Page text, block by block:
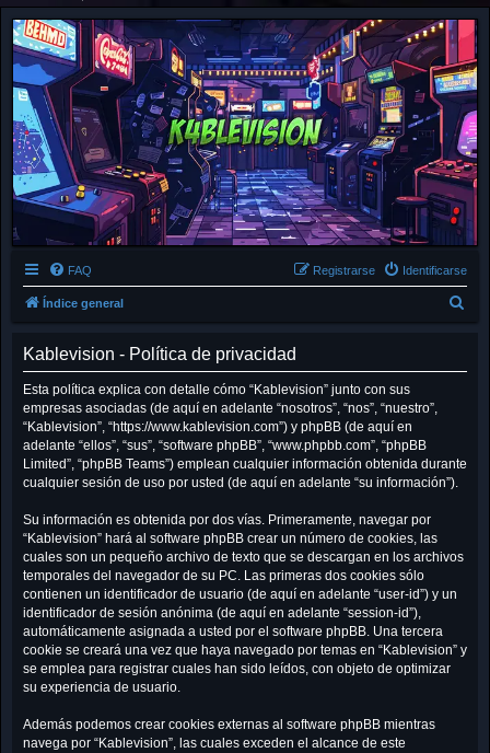
FAQ Identificarse
Registrarse
Índice general
Kablevision - Política de privacidad
Esta política explica con detalle cómo “Kablevision” junto con sus
empresas asociadas (de aquí en adelante “nosotros”, “nos”, “nuestro”,
“Kablevision”, “https://www.kablevision.com”) y phpBB (de aquí en
adelante “ellos”, “sus”, “software phpBB”, “www.phpbb.com”, “phpBB
Limited”, “phpBB Teams”) emplean cualquier información obtenida durante
cualquier sesión de uso por usted (de aquí en adelante “su información”).
Su información es obtenida por dos vías. Primeramente, navegar por
“Kablevision” hará al software phpBB crear un número de cookies, las
cuales son un pequeño archivo de texto que se descargan en los archivos
temporales del navegador de su PC. Las primeras dos cookies sólo
contienen un identificador de usuario (de aquí en adelante “user-id”) y un
identificador de sesión anónima (de aquí en adelante “session-id”),
automáticamente asignada a usted por el software phpBB. Una tercera
cookie se creará una vez que haya navegado por temas en “Kablevision” y
se emplea para registrar cuales han sido leídos, con objeto de optimizar
su experiencia de usuario.
Además podemos crear cookies externas al software phpBB mientras
navega por “Kablevision”, las cuales exceden el alcance de este